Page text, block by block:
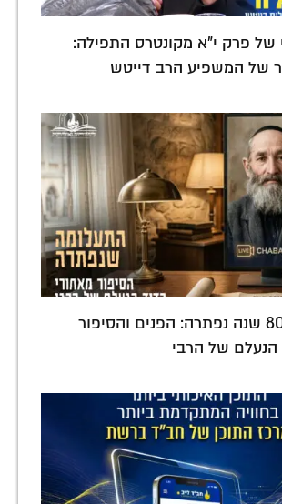
של פרק י"א מקונטרס התפילה:
של המשפיע הרב דייטש
תעלומה בת 80 שנה נפתרה: הפנים והסיפור
הנעלם של הרבי